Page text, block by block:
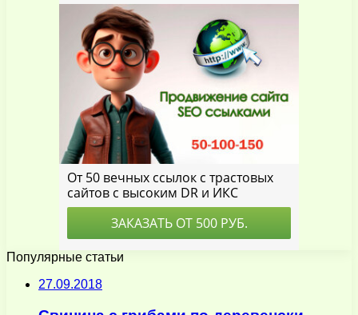
Популярные статьи
27.09.2018